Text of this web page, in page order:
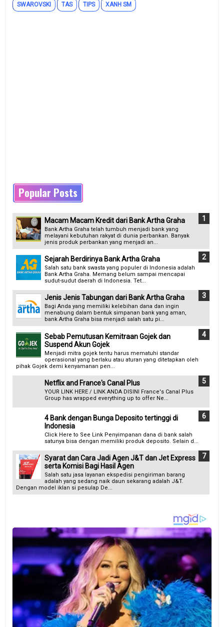
SWAROVSKI TAS TIPS XANH SM
Popular Posts
Macam Macam Kredit dari Bank Artha Graha
Bank Artha Graha telah tumbuh menjadi bank yang
melayani kebutuhan rakyat di dunia perbankan. Banyak
jenis produk perbankan yang menjadi an...
Sejarah Berdirinya Bank Artha Graha
Salah satu bank swasta yang populer di Indonesia adalah
Bank Artha Graha. Memang belum sampai mencapai
sudut-sudut daerah di Indonesia. Tet...
Jenis Jenis Tabungan dari Bank Artha Graha
Bagi Anda yang memiliki kelebihan dana dan ingin
menabung dalam bentuk simpanan bank yang aman,
bank Artha Graha bisa menjadi salah satu pi...
Sebab Pemutusan Kemitraan Gojek dan
Suspend Akun Gojek
Menjadi mitra gojek tentu harus mematuhi standar
operasional yang berlaku atau aturan yang ditetapkan oleh
pihak Gojek demi kenyamanan pen...
Netflix and France's Canal Plus
YOUR LINK HERE / LINK ANDA DISINI France's Canal Plus
Group has wrapped everything up to offer Ne...
4 Bank dengan Bunga Deposito tertinggi di
Indonesia
Click Here to See Link Penyimpanan dana di bank salah
satunya bisa dengan memiliki produk deposito. Selain d...
Syarat dan Cara Jadi Agen J&T dan Jet Express
serta Komisi Bagi Hasil Agen
Salah satu jasa layanan ekspedisi pengiriman barang
adalah yang sedang naik daun sekarang adalah J&T.
Dengan model iklan si pesulap De...